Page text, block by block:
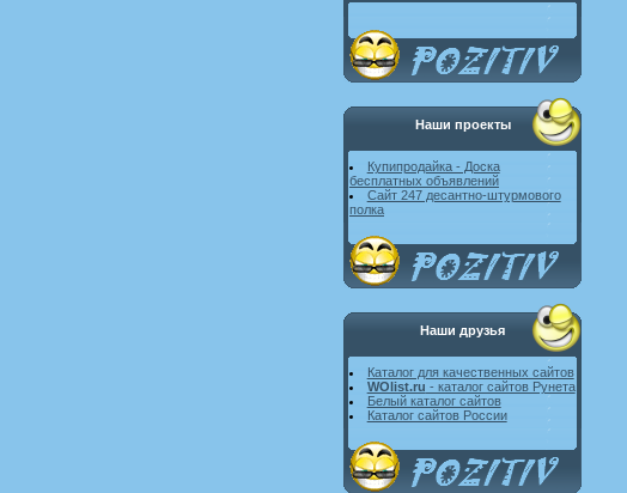
Наши проекты
Купипродайка - Доска
бесплатных объявлений
Сайт 247 десантно-штурмового
полка
Наши друзья
Каталог для качественных сайтов
WOlist.ru - каталог сайтов Рунета
Белый каталог сайтов
Каталог сайтов России